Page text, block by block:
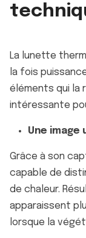
La lunette
la fois
éléments qui la
intéressante
Une image
Grâce à son
capable de
de chaleur.
apparaissent
lorsque la